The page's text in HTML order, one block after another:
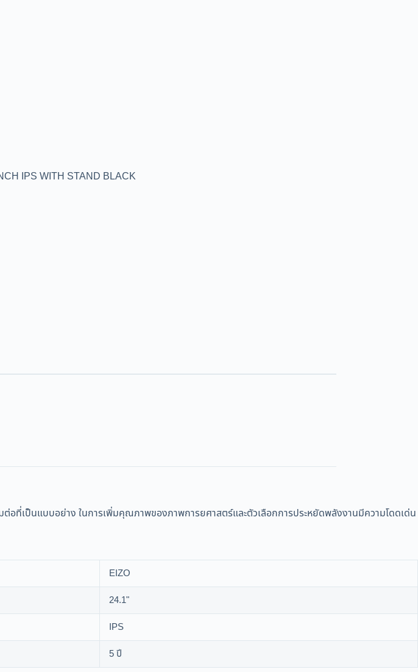
IPS WITH STAND BLACK
ที่เป็นแบบอย่าง ในการเพิ่มคุณภาพของภาพการยศาสตร์และตัวเลือกการประหยัดพลังงานมีความโดดเด่น
EIZO
24.1"
IPS
5 ปี